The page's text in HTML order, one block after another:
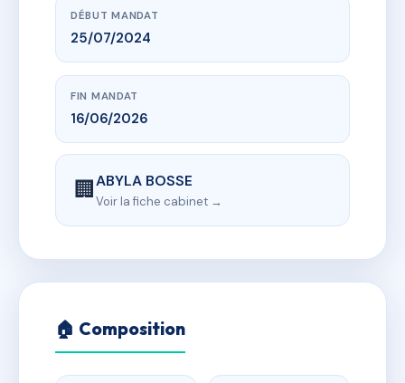
DÉBUT MANDAT
25/07/2024
FIN MANDAT
16/06/2026
🏢ABYLA BOSSE
Voir la fiche cabinet →
🏠 Composition